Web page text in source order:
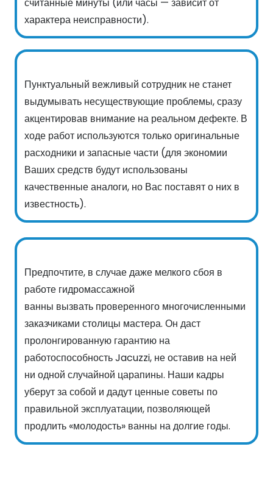
характера неисправности).
Пунктуальный вежливый сотрудник не станет
выдумывать несуществующие проблемы, сразу
акцентировав внимание на реальном дефекте. В
ходе работ используются только оригинальные
расходники и запасные части (для экономии
Ваших средств будут использованы
качественные аналоги, но Вас поставят о них в
известность).
Предпочтите, в случае даже мелкого сбоя в
работе гидромассажной
ванны вызвать проверенного многочисленными
заказчиками столицы мастера. Он даст
пролонгированную гарантию на
работоспособность Jacuzzi, не оставив на ней
ни одной случайной царапины. Наши кадры
уберут за собой и дадут ценные советы по
правильной эксплуатации, позволяющей
продлить «молодость» ванны на долгие годы.